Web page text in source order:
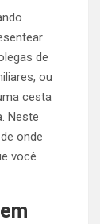
de
ou
cesta
Neste
onde
você